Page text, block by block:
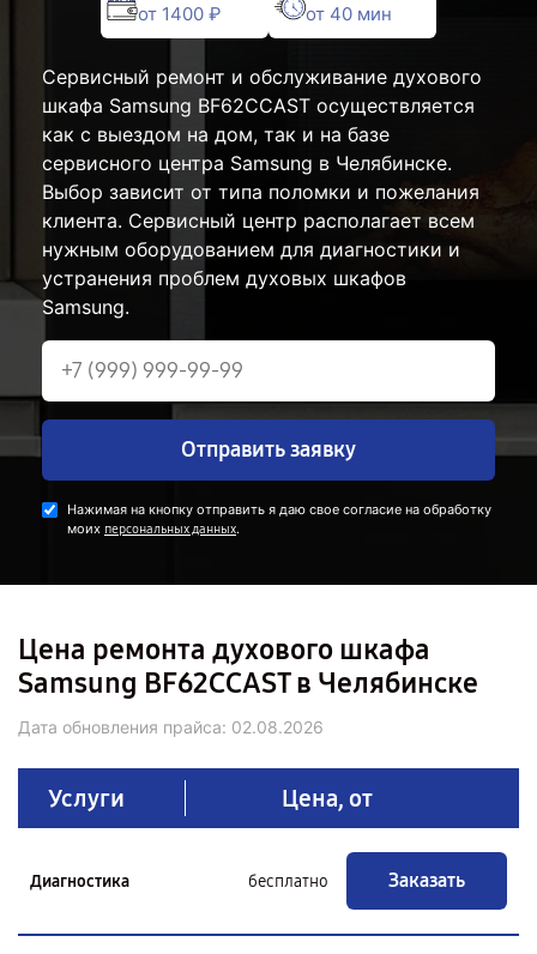
от 1400 ₽ от 40 мин
Сервисный ремонт и обслуживание духового
шкафа Samsung BF62CCAST осуществляется
как с выездом на дом, так и на базе
сервисного центра Samsung в Челябинске.
Выбор зависит от типа поломки и пожелания
клиента. Сервисный центр располагает всем
нужным оборудованием для диагностики и
устранения проблем духовых шкафов
Samsung.
Отправить заявку
Нажимая на кнопку отправить я даю свое согласие на обработку
моих персональных данных.
Цена ремонта духового шкафа
Samsung BF62CCAST в Челябинске
Дата обновления прайса: 02.08.2026
Услуги Цена, от
Диагностика бесплатно Заказать